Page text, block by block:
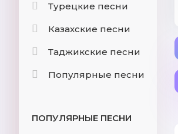
Турецкие песни
Казахские песни
Таджикские песни
Популярные песни
ПОПУЛЯРНЫЕ ПЕСНИ